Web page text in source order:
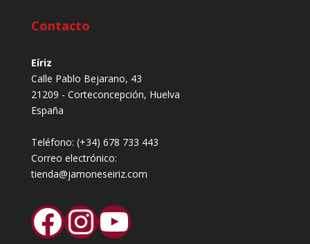
Contacto
Eíriz
Calle Pablo Bejarano, 43
21209 - Corteconcepción, Huelva
España
Teléfono: (+34) 678 733 443
Correo electrónico:
tienda@jamoneseiriz.com
Facebook
Instagram
YouTube